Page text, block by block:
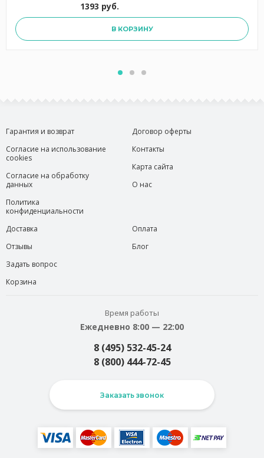
1393 руб.
В КОРЗИНУ
Гарантия и возврат
Согласие на использование
cookies
Согласие на обработку
данных
Политика
конфиденциальности
Договор оферты
Контакты
Карта сайта
О нас
Доставка
Отзывы
Задать вопрос
Корзина
Оплата
Блог
Время работы
Ежедневно 8:00 — 22:00
8 (495) 532-45-24
8 (800) 444-72-45
Заказать звонок